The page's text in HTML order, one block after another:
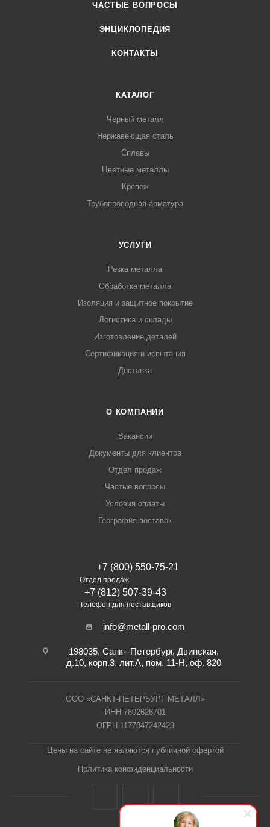
ЧАСТЫЕ ВОПРОСЫ
ЭНЦИКЛОПЕДИЯ
КОНТАКТЫ
КАТАЛОГ
Черный металл
Нержавеющая сталь
Сплавы
Цветные металлы
Крепеж
Трубопроводная арматура
УСЛУГИ
Резка металла
Обработка металла
Изоляция и защитное покрытие
Логистика и склады
Изготовление деталей
Сертификация и испытания
Доставка
О КОМПАНИИ
Вакансии
Документы для клиентов
Отдел продаж
Частые вопросы
Условия оплаты
География поставок
+7 (800) 550-75-21
Отдел продаж
+7 (812) 507-39-43
Телефон для поставщиков
info@metall-pro.com
198035, Санкт-Петербург, Двинская,
д.10, корп.3, лит.А, пом. 11-Н, оф. 820
ООО «САНКТ-ПЕТЕРБУРГ МЕТАЛЛ»
ИНН 7802626701
ОГРН 1177847242429
Цены на сайте не являются публичной офертой
Политика конфиденциальности